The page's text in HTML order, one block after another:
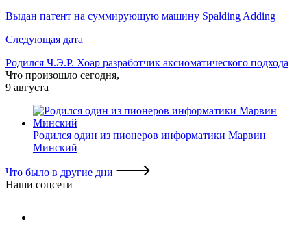
по
записям
Выдан патент на суммирующую машину Spalding Adding
Следующая дата
Родился Ч.Э.Р. Хоар разработчик аксиоматического подхода
Что произошло сегодня,
9 августа
Родился один из пионеров информатики Марвин
Минский
Что было в другие дни
Наши соцсети